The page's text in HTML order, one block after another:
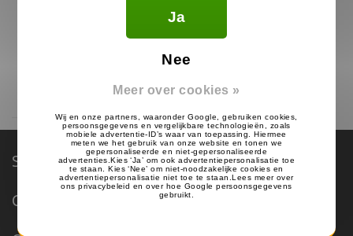
Op voorraad
Service & Support
Categorieën
Ja
Nee
Meer over cookies »